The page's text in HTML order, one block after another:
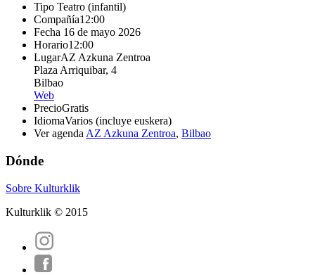
Tipo Teatro (infantil)
Compañía12:00
Fecha 16 de mayo 2026
Horario12:00
LugarAZ Azkuna Zentroa
Plaza Arriquibar, 4
Bilbao
Web
PrecioGratis
IdiomaVarios (incluye euskera)
Ver agenda AZ Azkuna Zentroa, Bilbao
Dónde
Sobre Kulturklik
Kulturklik © 2015